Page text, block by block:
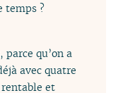
temps ?
qu’on a
avec quatre
et